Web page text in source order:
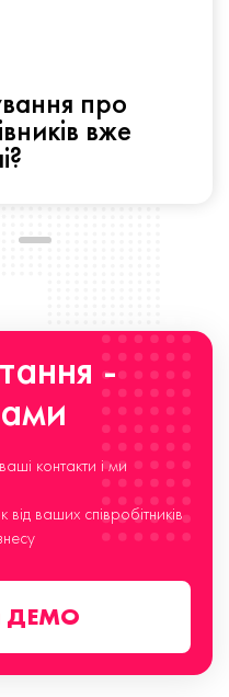
про
вже
-
контакти і ми
ваших співробітників
ДЕМО